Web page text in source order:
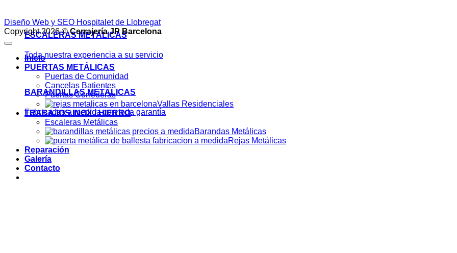
ESCALERAS METÁLICAS
Toda nuestra experiencia a su servicio
BARANDILLAS METÁLICAS
Fabricadas a medida con toda garantía
Diseño Web y SEO Hospitalet de Llobregat
Copyright 2026 ©Cerrajería JP Barcelona
Inicio
PUERTAS METÁLICAS
Puertas de Comunidad
Cancelas Batientes
Puertas Correderas
Vallas Residenciales
TRABAJOS INOX / HIERRO
Escaleras Metálicas
Barandas Metálicas
Rejas Metálicas
Reparación
Galería
Contacto